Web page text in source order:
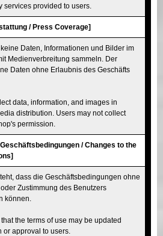
services provided to users.
/ Press Coverage]
Daten, Informationen und Bilder im
Medienverbreitung sammeln. Der
Daten ohne Erlaubnis des Geschäfts
data, information, and images in
distribution. Users may not collect
permission.
/ Changes to the
dass die Geschäftsbedingungen ohne
Zustimmung des Benutzers
können.
the terms of use may be updated
approval to users.